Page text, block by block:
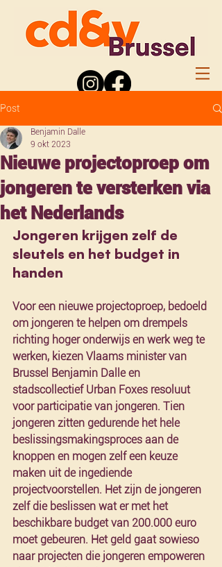
Post
Nieuwe projectoproep om
jongeren te versterken via
het Nederlands
Benjamin Dalle
9 okt 2023
Jongeren krijgen zelf de
sleutels en het budget in
handen
Voor een nieuwe projectoproep, bedoeld
om jongeren te helpen om drempels
richting hoger onderwijs en werk weg te
werken, kiezen Vlaams minister van
Brussel Benjamin Dalle en
stadscollectief Urban Foxes resoluut
voor participatie van jongeren. Tien
jongeren zitten gedurende het hele
beslissingsmakingsproces aan de
knoppen en mogen zelf een keuze
maken uit de ingediende
projectvoorstellen. Het zijn de jongeren
zelf die beslissen wat er met het
beschikbare budget van 200.000 euro
moet gebeuren. Het geld gaat sowieso
naar projecten die jongeren empoweren